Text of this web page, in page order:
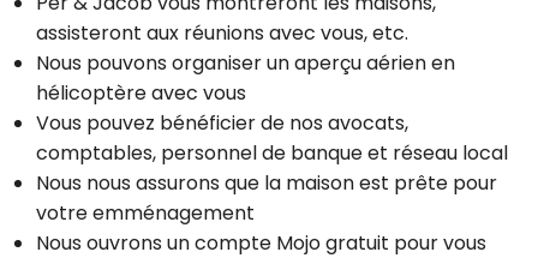
assisteront aux réunions avec vous, etc.
Nous pouvons organiser un aperçu aérien en
hélicoptère avec vous
Vous pouvez bénéficier de nos avocats,
comptables, personnel de banque et réseau local
Nous nous assurons que la maison est prête pour
votre emménagement
Nous ouvrons un compte Mojo gratuit pour vous